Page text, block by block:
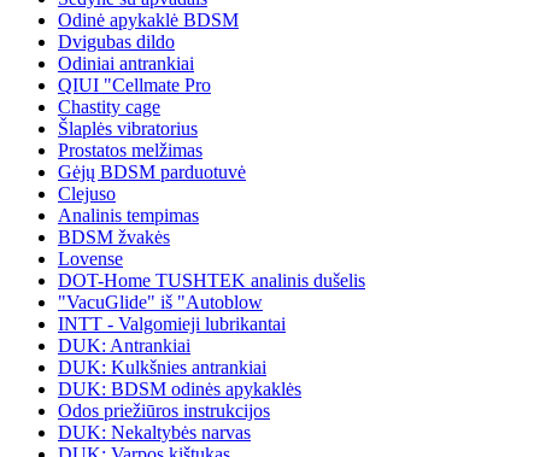
Odinė apykaklė BDSM
Dvigubas dildo
Odiniai antrankiai
QIUI "Cellmate Pro
Chastity cage
Šlaplės vibratorius
Prostatos melžimas
Gėjų BDSM parduotuvė
Clejuso
Analinis tempimas
BDSM žvakės
Lovense
DOT-Home TUSHTEK analinis dušelis
"VacuGlide" iš "Autoblow
INTT - Valgomieji lubrikantai
DUK: Antrankiai
DUK: Kulkšnies antrankiai
DUK: BDSM odinės apykaklės
Odos priežiūros instrukcijos
DUK: Nekaltybės narvas